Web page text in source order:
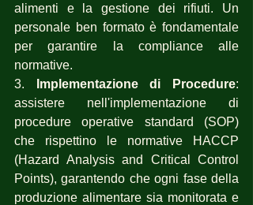
alimenti e la gestione dei rifiuti. Un
personale ben formato è fondamentale
per garantire la compliance alle
normative.
3.
Implementazione di Procedure:
assistere nell'implementazione di
procedure operative standard (SOP)
che rispettino le normative HACCP
(Hazard Analysis and Critical Control
Points), garantendo che ogni fase della
produzione alimentare sia monitorata e